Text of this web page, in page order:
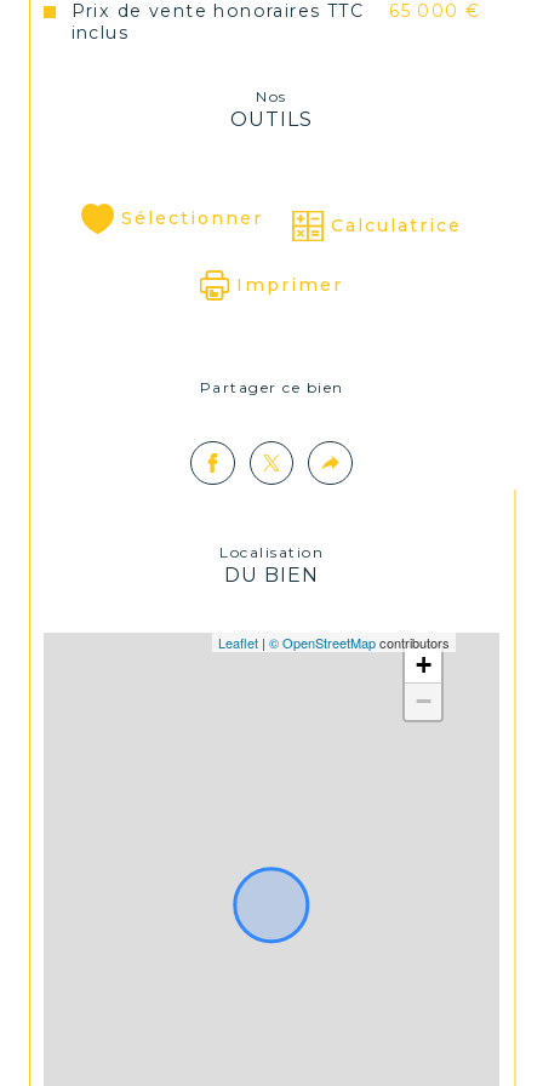
Honoraires à la charge du vendeur.
Prix de vente honoraires TTC
inclus
65 000 €
Nos
OUTILS
Sélectionner Calculatrice
Imprimer
Partager ce bien
Localisation
DU BIEN
+
−
Leaflet | © OpenStreetMapcontributors